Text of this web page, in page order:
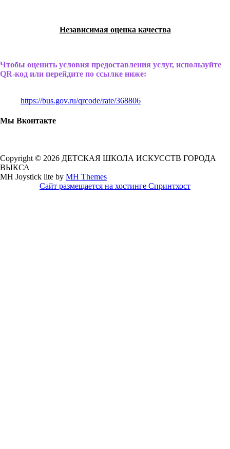
Независимая оценка качества
Чтобы оценить условия предоставления услуг, используйте
QR-код или перейдите по ссылке ниже:
https://bus.gov.ru/qrcode/rate/368806
Мы Вконтакте
Copyright © 2026 ДЕТСКАЯ ШКОЛА ИСКУССТВ ГОРОДА
ВЫКСА
MH Joystick lite by MH Themes
Сайт размещается на хостинге Спринтхост